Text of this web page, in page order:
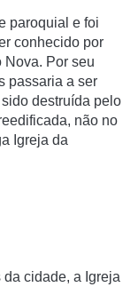
paroquial e foi
conhecido por
Nova. Por seu
passaria a ser
destruída pelo
não no
Igreja da
cidade, a Igreja